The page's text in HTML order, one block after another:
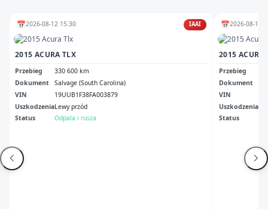
📅2026-08-12 15:30 IAAI
2015 ACURA TLX
Przebieg
330 600 km
Dokument
Salvage (South Carolina)
VIN
19UUB1F38FA003879
UszkodzeniaLewy przód
Status
Odpala i rusza
📅2026-08-11
2015 ACURA
Przebieg
Dokument
VIN
Uszkodzenia
Status